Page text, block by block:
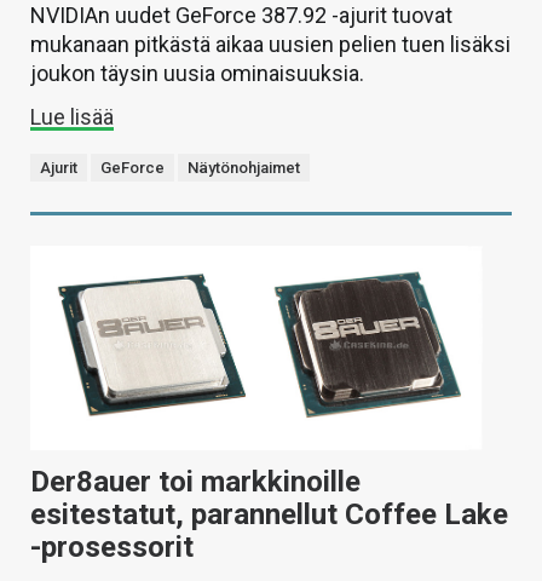
NVIDIAn uudet GeForce 387.92 -ajurit tuovat
mukanaan pitkästä aikaa uusien pelien tuen lisäksi
joukon täysin uusia ominaisuuksia.
Lue lisää
Ajurit GeForce Näytönohjaimet
Der8auer toi markkinoille
esitestatut, parannellut Coffee Lake
-prosessorit